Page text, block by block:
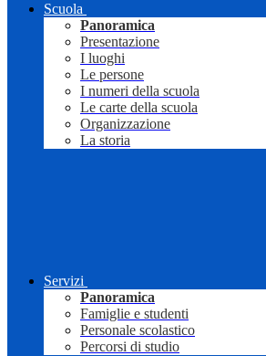
Scuola
Panoramica
Presentazione
I luoghi
Le persone
I numeri della scuola
Le carte della scuola
Organizzazione
La storia
Servizi
Panoramica
Famiglie e studenti
Personale scolastico
Percorsi di studio